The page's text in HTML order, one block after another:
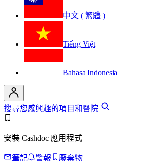
中文 ( 繁體 )
Tiếng Việt
Bahasa Indonesia
搜尋您感興趣的項目和醫院
安裝 Cashdoc 應用程式
筆記 警報
廢棄物